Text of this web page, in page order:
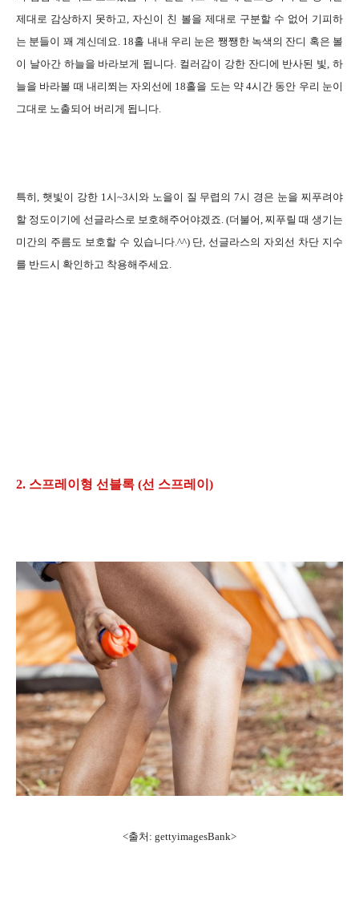
제대로 감상하지 못하고, 자신이 친 볼을 제대로 구분할 수 없어 기피하
는 분들이 꽤 계신데요. 18홀 내내 우리 눈은 쨍쨍한 녹색의 잔디 혹은 볼
이 날아간 하늘을 바라보게 됩니다. 컬러감이 강한 잔디에 반사된 빛, 하
늘을 바라볼 때 내리쬐는 자외선에 18홀을 도는 약 4시간 동안 우리 눈이
그대로 노출되어 버리게 됩니다.
특히, 햇빛이 강한 1시~3시와 노을이 질 무렵의 7시 경은 눈을 찌푸려야
할 정도이기에 선글라스로 보호해주어야겠죠. (더불어, 찌푸릴 때 생기는
미간의 주름도 보호할 수 있습니다.^^) 단, 선글라스의 자외선 차단 지수
를 반드시 확인하고 착용해주세요.
2. 스프레이형 선블록 (선 스프레이)
<출처: gettyimagesBank>